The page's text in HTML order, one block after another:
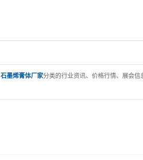
石墨烯膏体厂家分类的行业资讯、价格行情、展会信